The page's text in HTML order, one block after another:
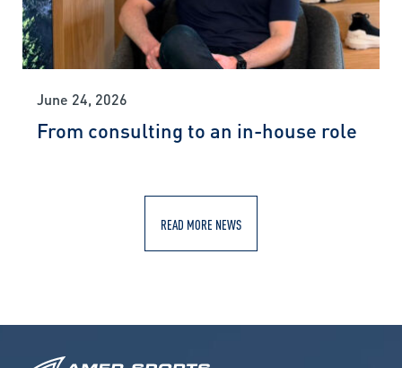
June 24, 2026
From consulting to an in-house role
READ MORE NEWS